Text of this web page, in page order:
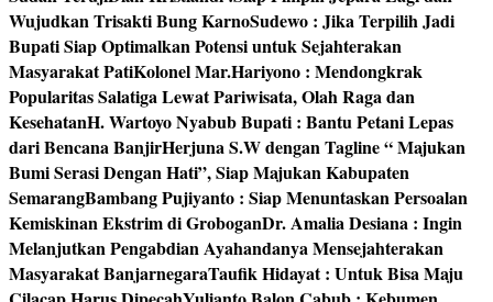
Wujudkan Trisakti Bung KarnoSudewo : Jika Terpilih Jadi
Bupati Siap Optimalkan Potensi untuk Sejahterakan
Masyarakat PatiKolonel Mar.Hariyono : Mendongkrak
Popularitas Salatiga Lewat Pariwisata, Olah Raga dan
KesehatanH. Wartoyo Nyabub Bupati : Bantu Petani Lepas
dari Bencana BanjirHerjuna S.W dengan Tagline “ Majukan
Bumi Serasi Dengan Hati”, Siap Majukan Kabupaten
SemarangBambang Pujiyanto : Siap Menuntaskan Persoalan
Kemiskinan Ekstrim di GroboganDr. Amalia Desiana : Ingin
Melanjutkan Pengabdian Ayahandanya Mensejahterakan
Masyarakat BanjarnegaraTaufik Hidayat : Untuk Bisa Maju